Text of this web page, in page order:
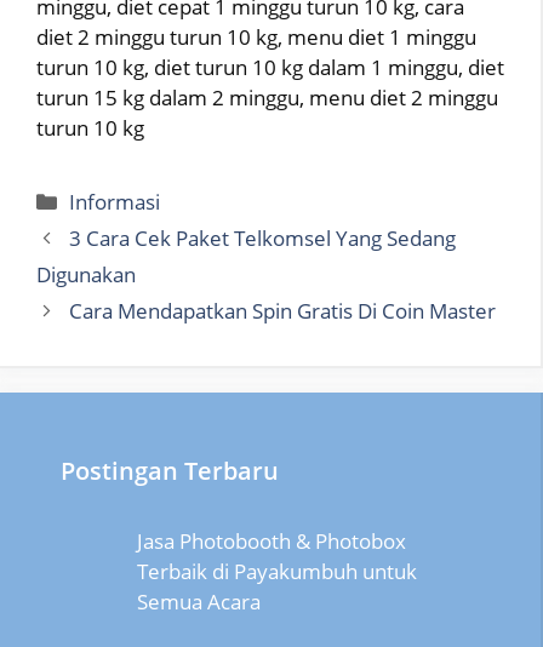
minggu, diet cepat 1 minggu turun 10 kg, cara
diet 2 minggu turun 10 kg, menu diet 1 minggu
turun 10 kg, diet turun 10 kg dalam 1 minggu, diet
turun 15 kg dalam 2 minggu, menu diet 2 minggu
turun 10 kg
Categories
Informasi
3 Cara Cek Paket Telkomsel Yang Sedang
Digunakan
Cara Mendapatkan Spin Gratis Di Coin Master
Postingan Terbaru
Jasa Photobooth & Photobox
Terbaik di Payakumbuh untuk
Semua Acara